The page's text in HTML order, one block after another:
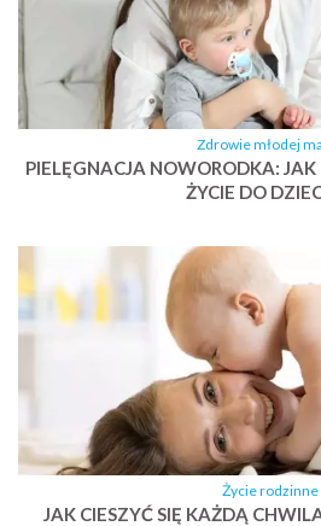
Zdrowie młodej
PIELĘGNACJA NOWORODKA:
ŻYCIE DO
Życie rodzinne
JAK CIESZYĆ SIĘ KAŻDĄ